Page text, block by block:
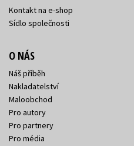
Kontakt na e-shop
Sídlo společnosti
O NÁS
Náš příběh
Nakladatelství
Maloobchod
Pro autory
Pro partnery
Pro média